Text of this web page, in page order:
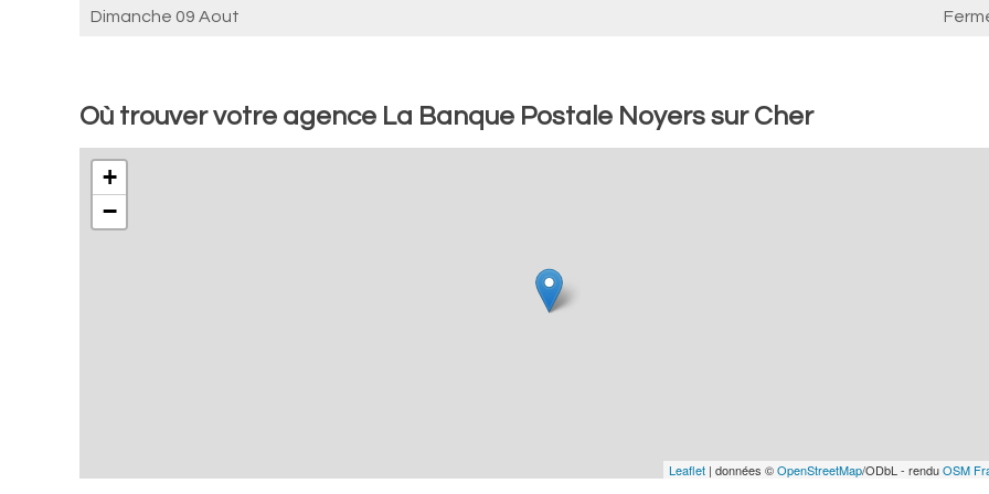
Dimanche 09 Aout
Où trouver votre agence La Banque Postale Noyers sur Cher
+
−
Leaflet | données ©OpenStreetMap/ODbL - renduOSM